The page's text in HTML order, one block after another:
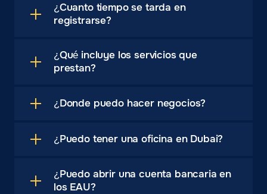
¿Cuanto tiempo se tarda en
registrarse?
¿Qué incluye los servicios que
prestan?
¿Donde puedo hacer negocios?
¿Puedo tener una oficina en Dubai?
¿Puedo abrir una cuenta bancaria en
los EAU?